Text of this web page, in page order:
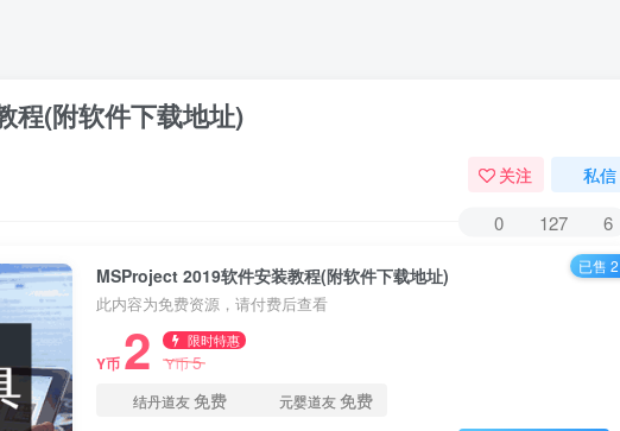
程(附软件下载地址)
关注 私信
0 127 6
MSProject 2019软件安装教程(附软件下载地址)
此内容为免费资源，请付费后查看
Y币 2 限时特惠
Y币5
结丹道友免费 元婴道友免费
已售 2